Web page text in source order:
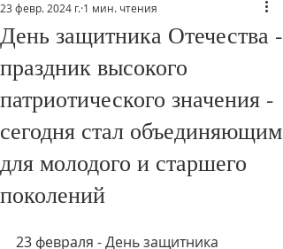
День защитника Отечества -
праздник высокого
патриотического значения -
сегодня стал объединяющим
для молодого и старшего
поколений
23 февр. 2024 г. 1 мин. чтения
23 февраля - День защитника